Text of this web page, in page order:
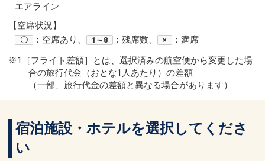
エアライン
【空席状況】
〇 ：空席あり、 1～8 ：残席数、 ×
：満席
※1［フライト差額］とは、選択済みの航空便から変更した場
合の旅行代金（おとな1人あたり）の差額
（一部、旅行代金の差額と異なる場合があります）
宿泊施設・ホテルを選択してくださ
い